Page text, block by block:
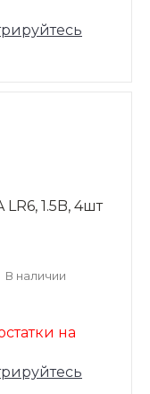
1.5B, 4шт
В наличии
на